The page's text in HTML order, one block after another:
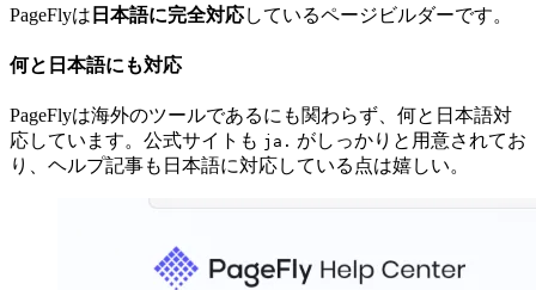
PageFlyは 日本語に完全対応しているページビルダーです。
何と日本語にも対応
PageFlyは海外のツールであるにも関わらず、何と日本語対
応しています。公式サイトも ja. がしっかりと用意されてお
り、ヘルプ記事も日本語に対応している点は嬉しい。